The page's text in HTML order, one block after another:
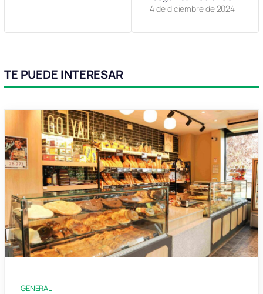
4 de diciembre de 2024
TE PUEDE INTERESAR
GENERAL